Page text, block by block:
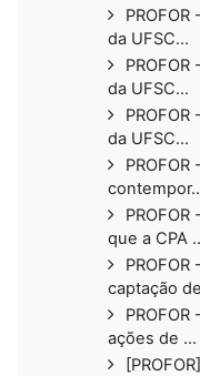
da UFSC...
da UFSC...
da UFSC...
que a CPA
captação
ações de ...